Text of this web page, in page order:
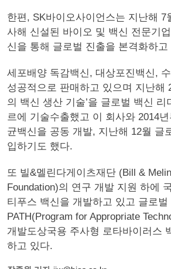
한편, SK바이오사이언스는 지난해 7
사해 신설된 바이오 및 백신 전문기
신을 통해 글로벌 진출을 본격화하고
세포배양 독감백신, 대상포진백신,
성공적으로 판매하고 있으며 지난해
의 백신 생산 기술’을 글로벌 백신 리
르에 기술수출했고 이 회사와 2014
균백신을 공동 개발, 지난해 12월 글
입하기도 했다.
또 빌&멜린다게이츠재단 (Bill &
Foundation)의 연구 개발 지원 하에
티푸스 백신을 개발하고 있고 글로벌
PATH(Program for Appropriate
개발도상국용 주사형 로타바이러스
하고 있다.